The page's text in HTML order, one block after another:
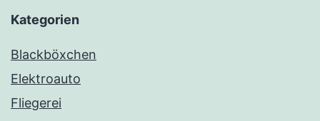
Kategorien
Blackböxchen
Elektroauto
Fliegerei